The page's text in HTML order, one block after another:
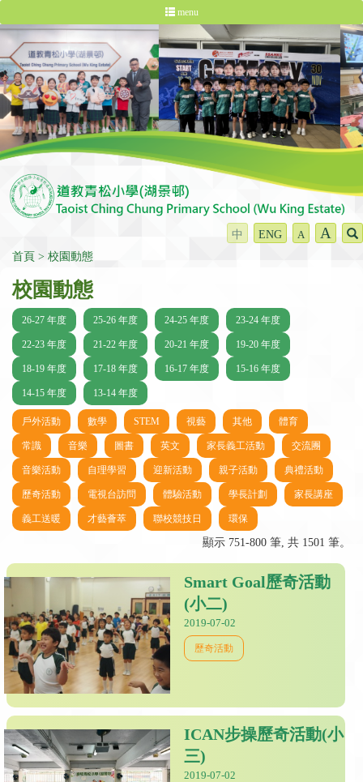
menu
中 ENG A A
首頁 校園動態
校園動態
26-27 年度 25-26 年度 24-25 年度 23-24 年度
22-23 年度 21-22 年度 20-21 年度 19-20 年度
18-19 年度 17-18 年度 16-17 年度 15-16 年度
14-15 年度 13-14 年度
戶外活動 數學 STEM 視藝 其他 體育
常識 音樂 圖書 英文 家長義工活動 交流團
音樂活動 自理學習 迎新活動 親子活動 典禮活動
歷奇活動 電視台訪問 體驗活動 學長計劃 家長講座
義工送暖 才藝薈萃 聯校競技日 環保
顯示 751-800 筆, 共 1501 筆。
Smart Goal歷奇活動
(小二)
2019-07-02
歷奇活動
ICAN步操歷奇活動(小
三)
2019-07-02